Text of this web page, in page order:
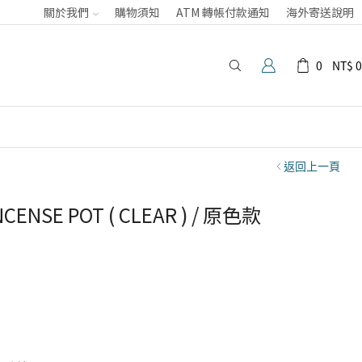
關於我們 購物須知 ATM 轉帳付款通知 海外寄送說明
0 NT$ 0
返回上一頁
POT ( CLEAR ) / 原色款